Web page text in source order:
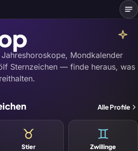
Mondkalender
Sternzeichen — finde heraus, was
Alle Profile
♉
Stier
♊
Zwillinge